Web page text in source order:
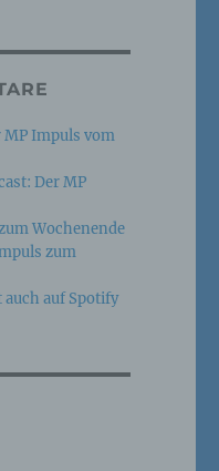
MP Impuls vom
Der MP
Wochenende
zum
auch auf Spotify